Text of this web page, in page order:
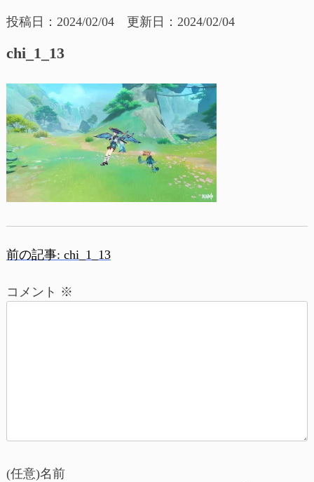
投稿日：2024/02/04 更新日：2024/02/04
chi_1_13
投
稿
シ
ョ
前の記事: chi_1_13
コメント ※
(任意)名前